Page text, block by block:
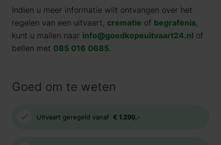
Indien u meer informatie wilt ontvangen over het
regelen van een uitvaart, crematie of begrafenis,
kunt u mailen naar info@goedkopeuitvaart24.nl of
bellen met 085 016 0685.
Goed om te weten
Uitvaart geregeld vanaf € 1.299,-